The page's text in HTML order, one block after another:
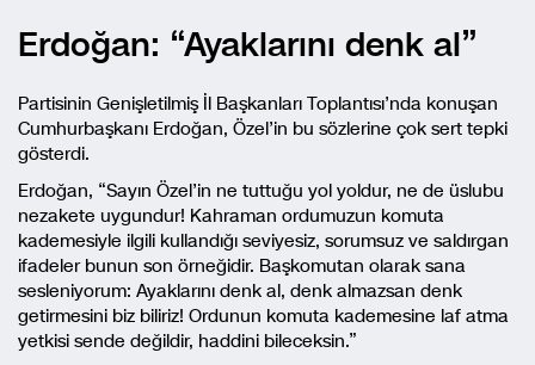
Erdoğan: “Ayaklarını denk al”
Partisinin Genişletilmiş İl Başkanları Toplantısı’nda konuşan
Cumhurbaşkanı Erdoğan, Özel’in bu sözlerine çok sert tepki
gösterdi.
Erdoğan, “Sayın Özel’in ne tuttuğu yol yoldur, ne de üslubu
nezakete uygundur! Kahraman ordumuzun komuta
kademesiyle ilgili kullandığı seviyesiz, sorumsuz ve saldırgan
ifadeler bunun son örneğidir. Başkomutan olarak sana
sesleniyorum: Ayaklarını denk al, denk almazsan denk
getirmesini biz biliriz! Ordunun komuta kademesine laf atma
yetkisi sende değildir, haddini bileceksin.”